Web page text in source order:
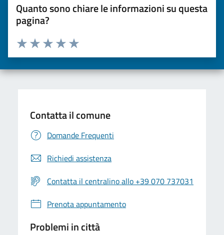
Quanto sono chiare le informazioni su questa
pagina?
Valuta da 1 a 5 stelle la pagina
Valuta 5 stelle su 5
Valuta 4 stelle su 5
Valuta 3 stelle su 5
Valuta 2 stelle su 5
Valuta una stella su 5
Contatta il comune
Domande Frequenti
Richiedi assistenza
Contatta il centralino allo +39 070 737031
Prenota appuntamento
Problemi in città